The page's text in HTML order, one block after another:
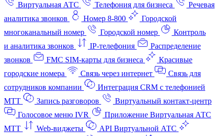
Виртуальная АТС
Телефония для бизнеса
Речевая
аналитика звонков
Номер 8-800
Городской
многоканальный номер
Городской номер
Контроль
и аналитика звонков
IP-телефония
Распределение
звонков
FMC SIM-карты для бизнеса
Красивые
городские номера
Связь через интернет
Связь для
сотрудников компании
Интеграция CRM с телефонией
МТТ
Запись разговоров
Виртуальный контакт‑центр
Голосовое меню IVR
Приложение Виртуальная АТС
МТТ
Web-виджеты
API Виртуальной АТС